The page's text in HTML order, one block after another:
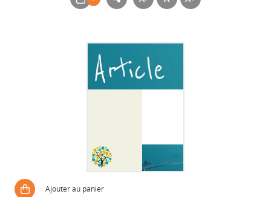
Ajouter au panier